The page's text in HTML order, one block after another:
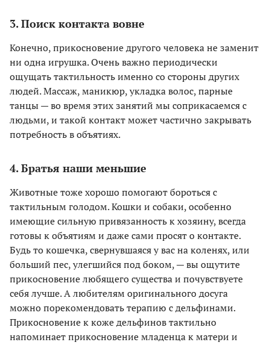
3. Поиск контакта вовне
Конечно, прикосновение другого человека не заменит
ни одна игрушка. Очень важно периодически
ощущать тактильность именно со стороны других
людей. Массаж, маникюр, укладка волос, парные
танцы — во время этих занятий мы соприкасаемся с
людьми, и такой контакт может частично закрывать
потребность в объятиях.
4. Братья наши меньшие
Животные тоже хорошо помогают бороться с
тактильным голодом. Кошки и собаки, особенно
имеющие сильную привязанность к хозяину, всегда
готовы к объятиям и даже сами просят о контакте.
Будь то кошечка, свернувшаяся у вас на коленях, или
больший пес, улегшийся под боком, — вы ощутите
прикосновение любящего существа и почувствуете
себя лучше. А любителям оригинального досуга
можно порекомендовать терапию с дельфинами.
Прикосновение к коже дельфинов тактильно
напоминает прикосновение младенца к матери и